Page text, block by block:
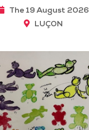
The 19 August 2026
LUÇON